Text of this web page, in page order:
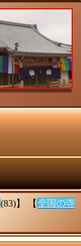
(83)】 【 全国の寺